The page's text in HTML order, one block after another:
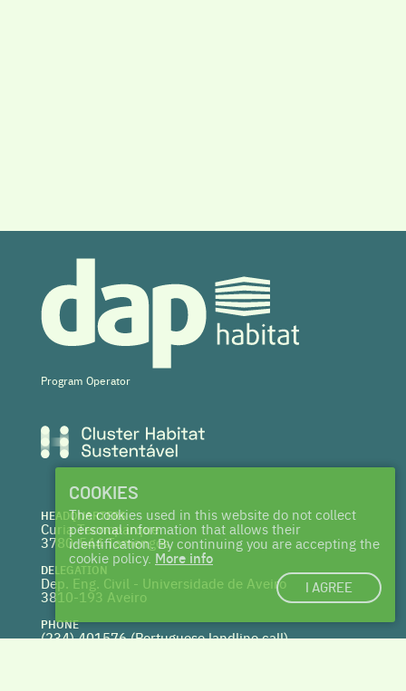
Program Operator
HEADQUARTERS
Curia Tecnoparque
3780-544 Tamengos
DELEGATION
Dep. Eng. Civil - Universidade de Aveiro
3810-193 Aveiro
PHONE
(234) 401576 (Portuguese landline call)
COOKIES
The cookies used in this website do not collect
personal information that allows their
identification. By continuing you are accepting the
cookie policy. More info
I AGREE